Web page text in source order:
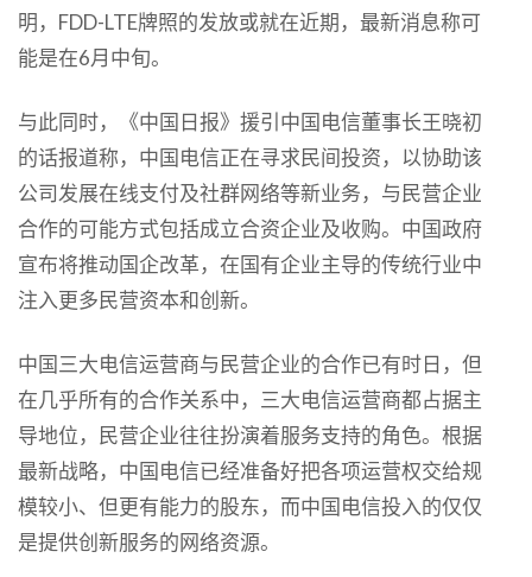
明，FDD-LTE牌照的发放或就在近期，最新消息称可
能是在6月中旬。
与此同时，《中国日报》援引中国电信董事长王晓初
的话报道称，中国电信正在寻求民间投资，以协助该
公司发展在线支付及社群网络等新业务，与民营企业
合作的可能方式包括成立合资企业及收购。中国政府
宣布将推动国企改革，在国有企业主导的传统行业中
注入更多民营资本和创新。
中国三大电信运营商与民营企业的合作已有时日，但
在几乎所有的合作关系中，三大电信运营商都占据主
导地位，民营企业往往扮演着服务支持的角色。根据
最新战略，中国电信已经准备好把各项运营权交给规
模较小、但更有能力的股东，而中国电信投入的仅仅
是提供创新服务的网络资源。